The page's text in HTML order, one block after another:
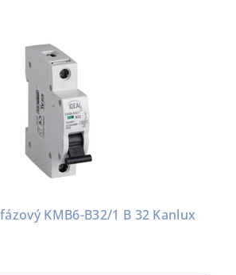
KMB6-B32/1 B 32 Kanlux